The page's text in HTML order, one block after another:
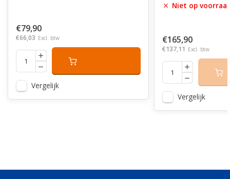
€79,90
€66,03 Excl. btw
Vergelijk
Niet op
€165,90
€137,11 Excl. btw
Vergelijk